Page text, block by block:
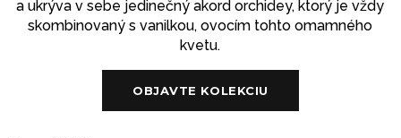
a ukrýva v sebe jedinečný akord orchidey, ktorý je vždy
skombinovaný s vanilkou, ovocím tohto omamného
kvetu.
OBJAVTE KOLEKCIU